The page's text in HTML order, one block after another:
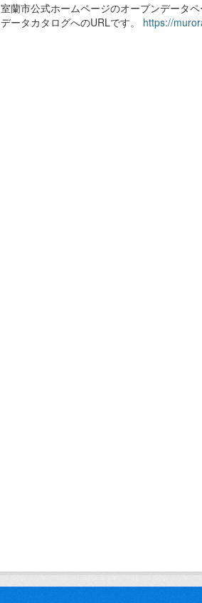
室蘭市公式ホームページのオープンデータペ
データカタログへのURLです。 https://